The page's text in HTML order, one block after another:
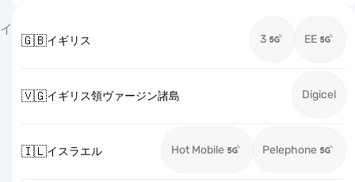
イ
🇬🇧イギリス 3 EE
🇻🇬イギリス領ヴァージン諸島 Digicel
🇮🇱イスラエル Hot Mobile Pelephone